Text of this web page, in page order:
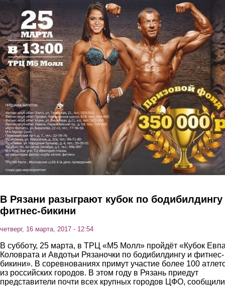
Перейти к основному содержанию
В Рязани разыграют кубок по бодибилдингу
фитнес-бикини
четверг, 16 марта, 2017 - 12:54
В субботу, 25 марта, в ТРЦ «М5 Молл» пройдёт «Кубок
Коловрата и Авдотьи Рязаночки по бодибилдингу и фитнес-
бикини». В соревнованиях примут участие более 100
из российских городов. В этом году в Рязань приедут
представители почти всех крупных городов ЦФО, сообщили